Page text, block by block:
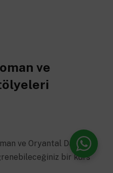
ve
ve Oryantal Dans
bir kurs